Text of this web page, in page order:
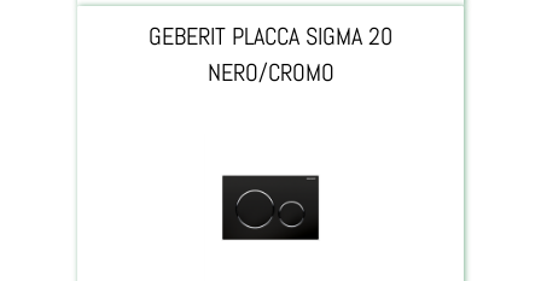
GEBERIT PLACCA SIGMA 20
NERO/CROMO